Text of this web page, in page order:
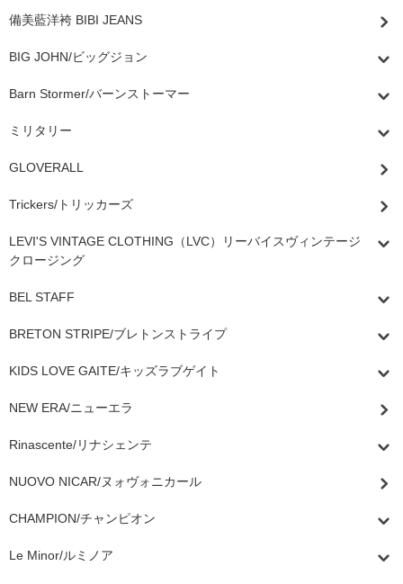
備美藍洋袴 BIBI JEANS
BIG JOHN/ビッグジョン
Barn Stormer/バーンストーマー
ミリタリー
GLOVERALL
Trickers/トリッカーズ
LEVI'S VINTAGE CLOTHING（LVC）リーバイスヴィンテージ
クロージング
BEL STAFF
BRETON STRIPE/ブレトンストライプ
KIDS LOVE GAITE/キッズラブゲイト
NEW ERA/ニューエラ
Rinascente/リナシェンテ
NUOVO NICAR/ヌォヴォニカール
CHAMPION/チャンピオン
Le Minor/ルミノア